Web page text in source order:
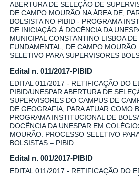
ABERTURA DE SELEÇÃO DE
DE CAMPO MOURÃO NA ÁREA DE,
BOLSISTA NO PIBID - PROGRAMA
DE INICIAÇÃO À DOCÊNCIA DA
MUNICIPAL CONSTANTINO LISBOA
FUNDAMENTAL, DE CAMPO
SELETIVO PARA SUPERVISORES
Edital n. 011/2017-PIBID
EDITAL 011/2017 - RETIFICAÇÃO DO
PIBID/UNESPAR ABERTURA DE
SUPERVISORES DO CAMPUS DE
DE GEOGRAFIA, PARA ATUAR COMO
PROGRAMA INSTITUCIONAL DE
DOCÊNCIA DA UNESPAR EM
MOURÃO. PROCESSO SELETIVO
BOLSISTAS – PIBID
Edital n. 001/2017-PIBID
EDITAL 011/2017 - RETIFICAÇÃO DO